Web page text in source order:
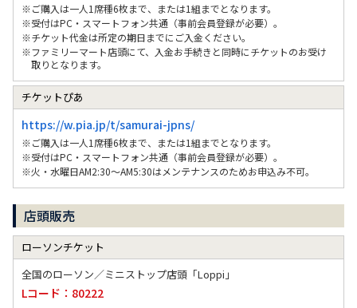
※ご購入は一人1席種6枚まで、または1組までとなります。
※受付はPC・スマートフォン共通（事前会員登録が必要）。
※チケット代金は所定の期日までにご入金ください。
※ファミリーマート店頭にて、入金お手続きと同時にチケットのお受け
取りとなります。
チケットぴあ
https://w.pia.jp/t/samurai-jpns/
※ご購入は一人1席種6枚まで、または1組までとなります。
※受付はPC・スマートフォン共通（事前会員登録が必要）。
※火・水曜日AM2:30～AM5:30はメンテナンスのためお申込み不可。
店頭販売
ローソンチケット
全国のローソン／ミニストップ店頭「Loppi」
Lコード：80222